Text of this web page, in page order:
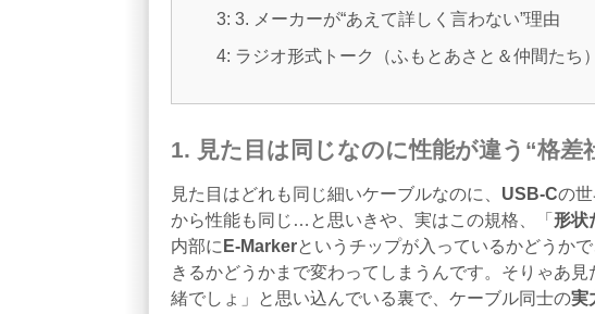
3: 3. メーカーが“あえて詳しく言わない”理由
4: ラジオ形式トーク（ふもとあさと＆仲間たち）
1. 見た目は同じなのに性能が違う“格差
見た目はどれも同じ細いケーブルなのに、 USB‑Cの
から性能も同じ…と思いきや、実はこの規格、「 形状
内部に E‑Markerというチップが入っているかどうか
きるかどうかまで変わってしまうんです。そりゃあ
緒でしょ」と思い込んでいる裏で、ケーブル同士の実